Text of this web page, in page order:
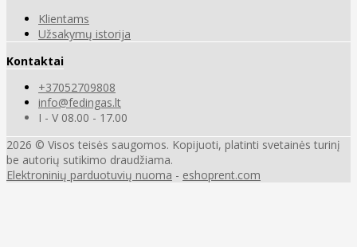
Klientams
Užsakymų istorija
Kontaktai
+37052709808
info@fedingas.lt
I - V 08.00 - 17.00
2026 © Visos teisės saugomos. Kopijuoti, platinti svetainės turinį
be autorių sutikimo draudžiama.
Elektroninių parduotuvių nuoma - eshoprent.com